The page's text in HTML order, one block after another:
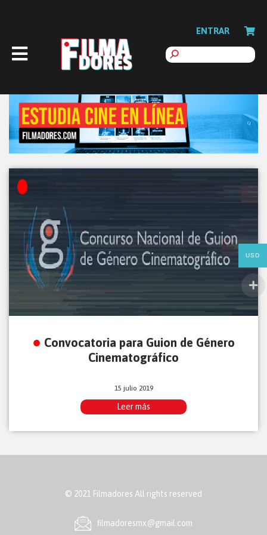
ENTRAR
Convocatoria para Guion de Género
Cinematográfico
15 julio 2019
Leer más
© 2021 Filmadores All rights reserved
ﬁlmadoresmx@gmail.com
USD